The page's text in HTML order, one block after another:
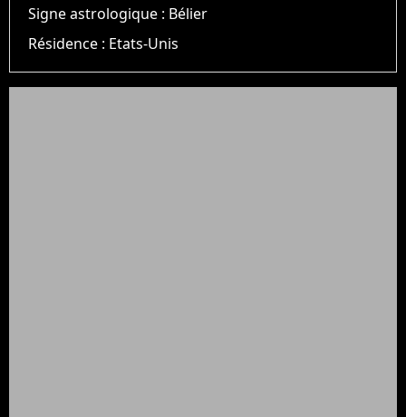
Signe astrologique : Bélier
Résidence : Etats-Unis